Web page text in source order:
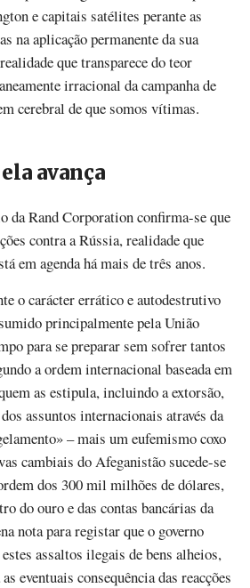
e capitais satélites perante as
na aplicação permanente da sua
que transparece do teor
irracional da campanha de
cerebral de que somos vítimas.
avança
da Rand Corporation confirma-se que
contra a Rússia, realidade que
em agenda há mais de três anos.
o carácter errático e autodestrutivo
principalmente pela União
para se preparar sem sofrer tantos
a ordem internacional baseada em
as estipula, incluindo a extorsão,
assuntos internacionais através da
– mais um eufemismo coxo
cambiais do Afeganistão sucede-se
dos 300 mil milhões de dólares,
do ouro e das contas bancárias da
nota para registar que o governo
assaltos ilegais de bens alheios,
eventuais consequência das reacções